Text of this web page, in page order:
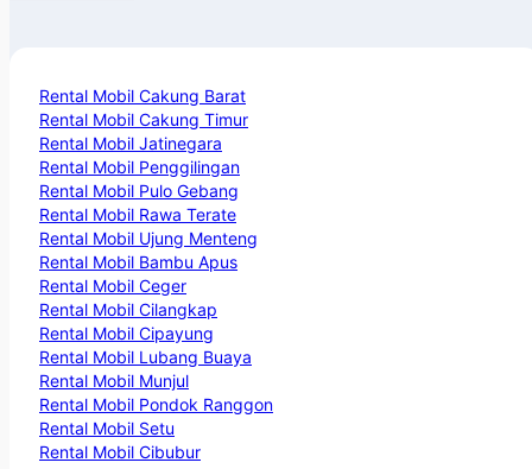
Rental Mobil Cakung Barat
Rental Mobil Cakung Timur
Rental Mobil Jatinegara
Rental Mobil Penggilingan
Rental Mobil Pulo Gebang
Rental Mobil Rawa Terate
Rental Mobil Ujung Menteng
Rental Mobil Bambu Apus
Rental Mobil Ceger
Rental Mobil Cilangkap
Rental Mobil Cipayung
Rental Mobil Lubang Buaya
Rental Mobil Munjul
Rental Mobil Pondok Ranggon
Rental Mobil Setu
Rental Mobil Cibubur